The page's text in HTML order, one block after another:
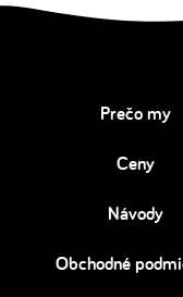
Prečo my
Ceny
Návody
Obchodné